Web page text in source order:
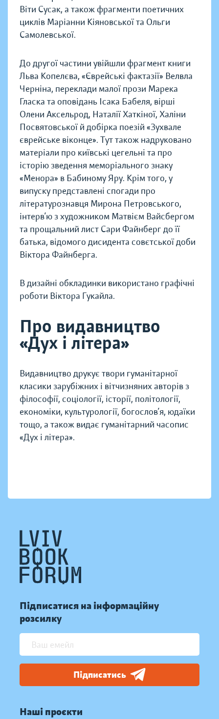
Віти Сусак, а також фрагменти поетичних
циклів Маріанни Кіяновської та Ольги
Самолевської.
До другої частини увійшли фрагмент книги
Льва Копелєва, «Єврейські фактазії» Велвла
Черніна, переклади малої прози Марека
Гласка та оповідань Ісака Бабеля, вірші
Олени Аксельрод, Наталії Хаткіної, Халіни
Посвятовської й добірка поезій «Зухвале
єврейське віконце». Тут також надруковано
матеріали про київські цегельні та про
історію зведення меморіального знаку
«Менора» в Бабиному Яру. Крім того, у
випуску представлені спогади про
літературознавця Мирона Петровського,
інтерв’ю з художником Матвієм Вайсбергом
та прощальний лист Сари Файнберг до її
батька, відомого дисидента совєтської доби
Віктора Файнберга.
В дизайні обкладинки використано графічні
роботи Віктора Гукайла.
Про видавництво
«Дух і літера»
Видавництво друкує твори гуманітарної
класики зарубіжних і вітчизняних авторів з
філософії, соціології, історії, політології,
економіки, культурології, богослов’я, юдаїки
тощо, а також видає гуманітарний часопис
«Дух і літера».
Підписатися на інформаційну
розсилку
Підписатись
Наші проєкти